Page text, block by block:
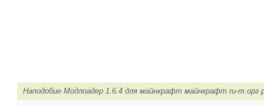
Наподобие Модлоадер 1.6.4 для майнкрафт майнкрафт ru-m.орг